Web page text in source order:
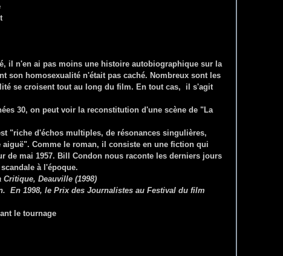
il n'en ai pas moins une histoire autobiographique sur la
son homosexualité n'était pas caché. Nombreux sont les
se croisent tout au long du film. En tout cas, il s'agit
30, on peut voir la reconstitution d'une scène de "La
"riche d'échos multiples, de résonances singulières,
Comme le roman, il consiste en une fiction qui
de mai 1957. Bill Condon nous raconte les derniers jours
à l'époque.
Critique, Deauville (1998)
En 1998, le Prix des Journalistes au Festival du film
le tournage